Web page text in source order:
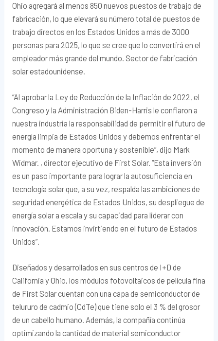
Ohio agregará al menos 850 nuevos puestos de trabajo de
fabricación, lo que elevará su número total de puestos de
trabajo directos en los Estados Unidos a más de 3000
personas para 2025, lo que se cree que lo convertirá en el
empleador más grande del mundo. Sector de fabricación
solar estadounidense.
“Al aprobar la Ley de Reducción de la Inflación de 2022, el
Congreso y la Administración Biden-Harris le confiaron a
nuestra industria la responsabilidad de permitir el futuro de
energía limpia de Estados Unidos y debemos enfrentar el
momento de manera oportuna y sostenible”, dijo Mark
Widmar. , director ejecutivo de First Solar. “Esta inversión
es un paso importante para lograr la autosuficiencia en
tecnología solar que, a su vez, respalda las ambiciones de
seguridad energética de Estados Unidos, su despliegue de
energía solar a escala y su capacidad para liderar con
innovación. Estamos invirtiendo en el futuro de Estados
Unidos”.
Diseñados y desarrollados en sus centros de I+D de
California y Ohio, los módulos fotovoltaicos de película fina
de First Solar cuentan con una capa de semiconductor de
telururo de cadmio (CdTe) que tiene solo el 3 % del grosor
de un cabello humano. Además, la compañía continúa
optimizando la cantidad de material semiconductor